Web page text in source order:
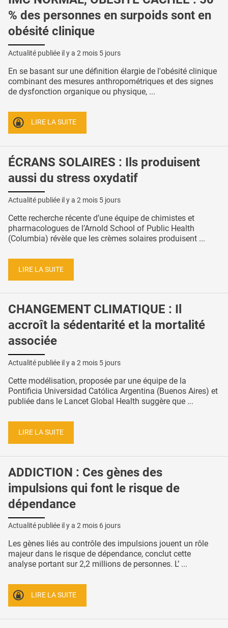
% des personnes en surpoids sont en
obésité clinique
Actualité publiée il y a 2 mois 5 jours
En se basant sur une définition élargie de l'obésité clinique
combinant des mesures anthropométriques et des signes
de dysfonction organique ou physique, ...
LIRE LA SUITE
ÉCRANS SOLAIRES : Ils produisent
aussi du stress oxydatif
Actualité publiée il y a 2 mois 5 jours
Cette recherche récente d’une équipe de chimistes et
pharmacologues de l’Arnold School of Public Health
(Columbia) révèle que les crèmes solaires produisent ...
LIRE LA SUITE
CHANGEMENT CLIMATIQUE : Il
accroît la sédentarité et la mortalité
associée
Actualité publiée il y a 2 mois 5 jours
Cette modélisation, proposée par une équipe de la
Pontificia Universidad Católica Argentina (Buenos Aires) et
publiée dans le Lancet Global Health suggère que ...
LIRE LA SUITE
ADDICTION : Ces gènes des
impulsions qui font le risque de
dépendance
Actualité publiée il y a 2 mois 6 jours
Les gènes liés au contrôle des impulsions jouent un rôle
majeur dans le risque de dépendance, conclut cette
analyse portant sur 2,2 millions de personnes. L’ ...
LIRE LA SUITE